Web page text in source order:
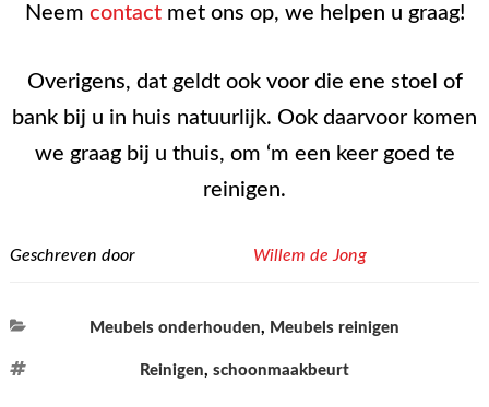
Neem contactmet ons op, we helpen u graag!
Overigens, dat geldt ook voor die ene stoel of
bank bij u in huis natuurlijk. Ook daarvoor komen
we graag bij u thuis, om ‘m een keer goed te
reinigen.
Geschreven door Willem de Jong
Categorieën
Meubels onderhouden, Meubels reinigen
Tags
Reinigen, schoonmaakbeurt